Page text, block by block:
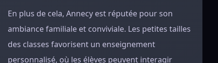
En plus de cela, Annecy est réputée pour son
ambiance familiale et conviviale. Les petites tailles
des classes favorisent un enseignement
personnalisé, où les élèves peuvent interagir